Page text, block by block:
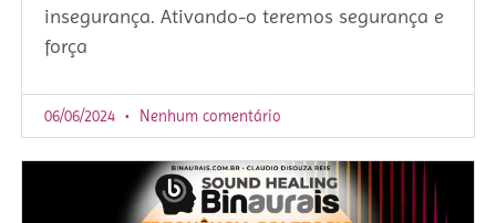
insegurança. Ativando-o teremos segurança e
força
06/06/2024 Nenhum comentário